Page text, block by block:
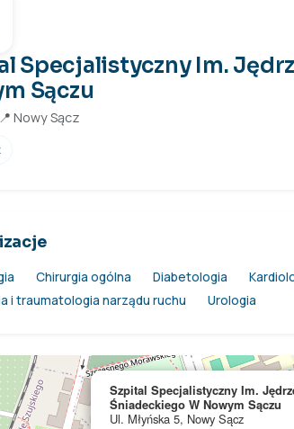
Specjalistyczny Im.
Sączu
Nowy Sącz
Chirurgia ogólna Diabetologia
i traumatologia narządu ruchu
Urologia
Szpital Specjalistyczny Im.
Śniadeckiego W Nowym Sączu
Ul. Młyńska 5, Nowy Sącz